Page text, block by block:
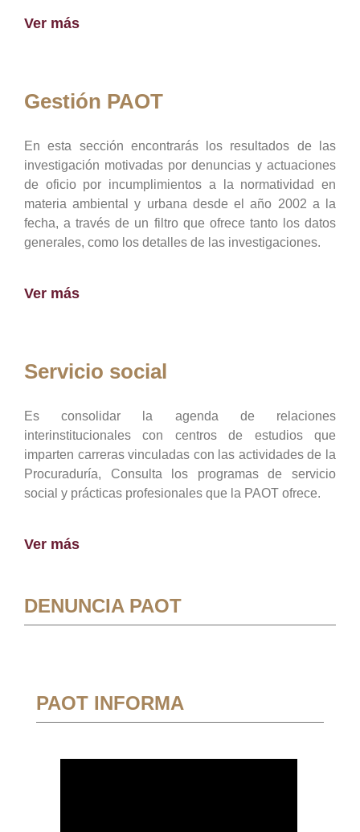
Ver más
Gestión PAOT
En esta sección encontrarás los resultados de las
investigación motivadas por denuncias y actuaciones
de oficio por incumplimientos a la normatividad en
materia ambiental y urbana desde el año 2002 a la
fecha, a través de un filtro que ofrece tanto los datos
generales, como los detalles de las investigaciones.
Ver más
Servicio social
Es consolidar la agenda de relaciones
interinstitucionales con centros de estudios que
imparten carreras vinculadas con las actividades de la
Procuraduría, Consulta los programas de servicio
social y prácticas profesionales que la PAOT ofrece.
Ver más
DENUNCIA PAOT
PAOT INFORMA